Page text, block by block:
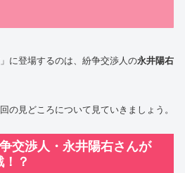
に登場するのは、紛争交渉人の永井陽右
の見どころについて見ていきましょう。
交渉人・永井陽右さんが
？